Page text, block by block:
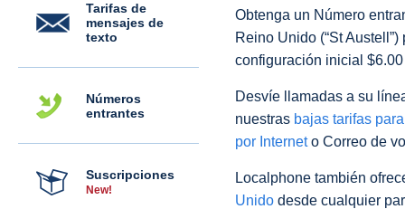
Tarifas de
mensajes de
texto
Números
entrantes
Suscripciones
New!
Obtenga un Número
Reino Unido (“St
configuración inicial
Desvíe llamadas a su
nuestras bajas tarifas
por Interneto Correo de
Localphone también
Unido desde cualquier